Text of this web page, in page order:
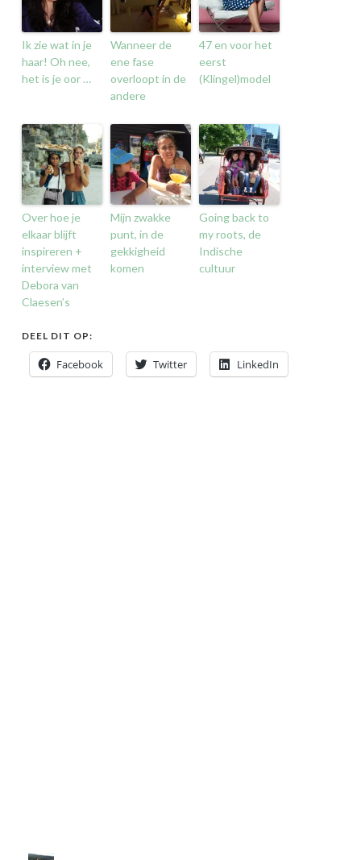
Ik zie wat in je
haar! Oh nee,
het is je oor …
Wanneer de
ene fase
overloopt in de
andere
47 en voor het
eerst
(Klingel)model
Over hoe je
elkaar blijft
inspireren +
interview met
Debora van
Claesen’s
Mijn zwakke
punt, in de
gekkigheid
komen
Going back to
my roots, de
Indische
cultuur
DEEL DIT OP:
Facebook Twitter LinkedIn